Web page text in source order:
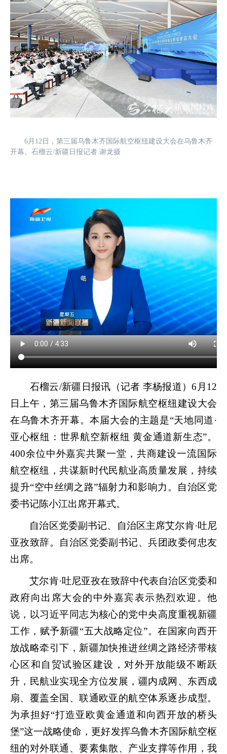
6月12日，第三届乌鲁木齐国际航空枢纽建设大会在乌鲁木齐
开幕。石榴云/新疆日报记者 谢龙摄
石榴云/新疆日报讯（记者 李杨报道）6月12
日上午，第三届乌鲁木齐国际航空枢纽建设大会
在乌鲁木齐开幕。本届大会的主题是“天地同道·
亚心枢纽：世界航空新枢纽 黄金通道新生态”。
400余位中外嘉宾共聚一堂，共商建设一流国际
航空枢纽，共谋新时代民航业高质量发展，持续
提升“空中丝绸之路”辐射力和影响力。自治区党
委书记陈小江出席开幕式。
自治区党委副书记、自治区主席艾尔肯·吐尼
亚孜致辞。自治区党委副书记、兵团政委何忠友
出席。
艾尔肯·吐尼亚孜在致辞中代表自治区党委和
政府向出席大会的中外嘉宾表示热烈欢迎。他
说，以习近平同志为核心的党中央高度重视新疆
工作，赋予新疆“五大战略定位”。在国家向西开
放战略牵引下，新疆加快推进丝绸之路经济带核
心区和自贸试验区建设，对外开放能级不断跃
升，民航业实现全方位发展，疆内成网、东西成
扇、覆盖全国、联通欧亚的航空体系逐步成型。
为承担好“打造亚欧黄金通道和向西开放的桥头
堡”这一战略使命，更好发挥乌鲁木齐国际航空枢
纽的对外联通、要素集散、产业支撑等作用，我